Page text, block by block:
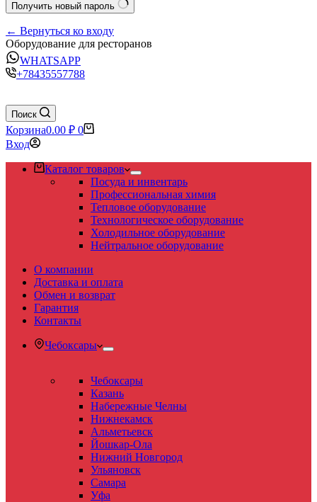
Получить новый пароль
← Вернуться ко входу
Оборудование для ресторанов
WHATSAPP
+78435557788
Поиск
Корзина0.00 ₽ 0
Вход
Каталог товаров
Посуда и инвентарь
Профессиональная химия
Тепловое оборудование
Технологическое оборудование
Холодильное оборудование
Нейтральное оборудование
О компании
Доставка и оплата
Обмен и возврат
Гарантия
Контакты
Чебоксары
Чебоксары
Казань
Набережные Челны
Нижнекамск
Альметьевск
Йошкар-Ола
Нижний Новгород
Ульяновск
Самара
Уфа